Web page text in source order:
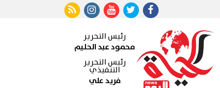
رئيس التحرير
محمود عبد الحليم
رئيس التحرير
التنفيذي
فريد علي